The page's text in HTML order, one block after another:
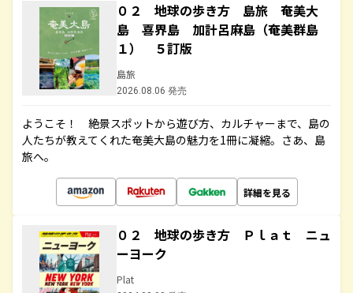
０２ 地球の歩き方 島旅 奄美大
島 喜界島 加計呂麻島（奄美群島
１） ５訂版
島旅
2026.08.06 発売
ようこそ！ 絶景スポットから遊び方、カルチャーまで、島の
人たちが教えてくれた奄美大島の魅力を1冊に凝縮。さあ、島
旅へ。
詳細を見る
０２ 地球の歩き方 Ｐｌａｔ ニュ
ーヨーク
Plat